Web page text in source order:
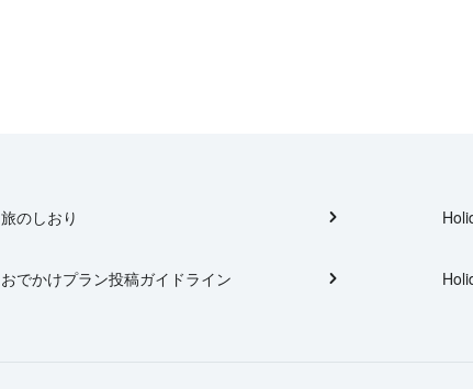
旅のしおり
おでかけプラン投稿ガイドライン